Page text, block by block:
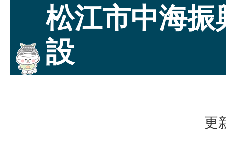
松江市中海振
設
更